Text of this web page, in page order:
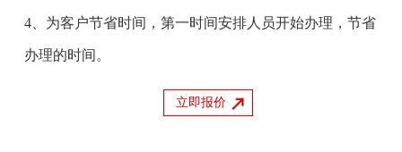
4、为客户节省时间，第一时间安排人员开始办理，节省
办理的时间。
立即报价